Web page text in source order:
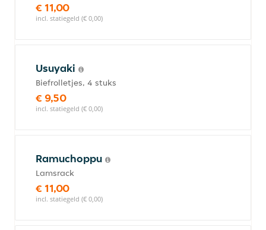
€ 11,00
incl. statiegeld (€ 0,00)
Usuyaki
Biefrolletjes, 4 stuks
€ 9,50
incl. statiegeld (€ 0,00)
Ramuchoppu
Lamsrack
€ 11,00
incl. statiegeld (€ 0,00)